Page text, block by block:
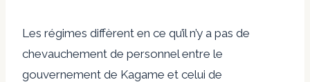
Les régimes diffèrent en ce qu’il n’y a pas de
chevauchement de personnel entre le
gouvernement de Kagame et celui de